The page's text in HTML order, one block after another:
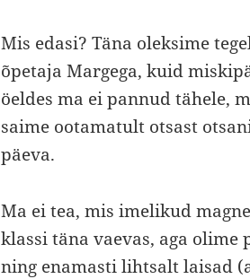
Mis edasi? Täna oleksime
õpetaja Margega, kuid
öeldes ma ei pannud tähele,
saime ootamatult otsast
päeva.
Ma ei tea, mis imelikud
klassi täna vaevas, aga
ning enamasti lihtsalt laisad